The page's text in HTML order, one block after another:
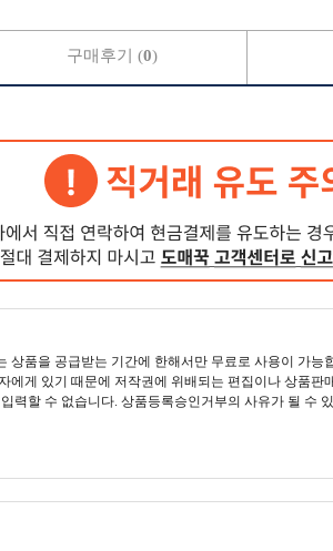
상품을 공급받는 기간에 한해서만 무료로 사용이 가
에게 있기 때문에 저작권에 위배되는 편집이나 상품
력할 수 없습니다. 상품등록승인거부의 사유가 될 수
구매후기 (0)